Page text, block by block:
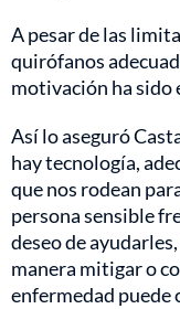
A pesar de las
quirófanos
motivación ha sido
Así lo aseguró
hay tecnología,
que nos rodean
persona sensible
deseo de
manera mitigar o
enfermedad puede